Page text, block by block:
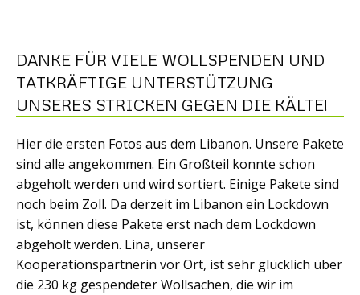
DANKE FÜR VIELE WOLLSPENDEN UND
TATKRÄFTIGE UNTERSTÜTZUNG
UNSERES STRICKEN GEGEN DIE KÄLTE!
Hier die ersten Fotos aus dem Libanon. Unsere Pakete
sind alle angekommen. Ein Großteil konnte schon
abgeholt werden und wird sortiert. Einige Pakete sind
noch beim Zoll. Da derzeit im Libanon ein Lockdown
ist, können diese Pakete erst nach dem Lockdown
abgeholt werden. Lina, unserer
Kooperationspartnerin vor Ort, ist sehr glücklich über
die 230 kg gespendeter Wollsachen, die wir im